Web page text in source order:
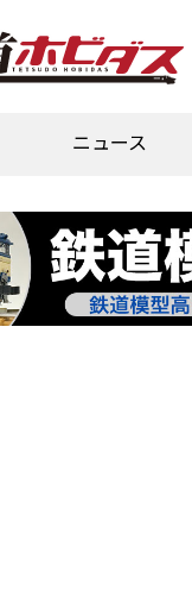
ニュース